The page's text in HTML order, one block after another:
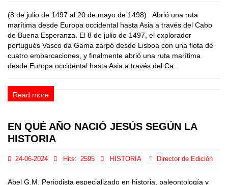
(8 de julio de 1497 al 20 de mayo de 1498) Abrió una ruta
marítima desde Europa occidental hasta Asia a través del Cabo
de Buena Esperanza. El 8 de julio de 1497, el explorador
portugués Vasco da Gama zarpó desde Lisboa con una flota de
cuatro embarcaciones, y finalmente abrió una ruta marítima
desde Europa occidental hasta Asia a través del Ca...
Read more
EN QUÉ AÑO NACIÓ JESÚS SEGÚN LA
HISTORIA
24-06-2024 Hits: 2595 HISTORIA Director de Edición
Abel G.M. Periodista especializado en historia, paleontología y